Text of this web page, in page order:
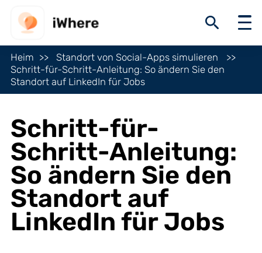
Heim
Standort von Social-Apps simulieren
Schritt-für-Schritt-Anleitung: So ändern Sie den
Standort auf LinkedIn für Jobs
Schritt-für-
Schritt-Anleitung:
So ändern Sie den
Standort auf
LinkedIn für Jobs